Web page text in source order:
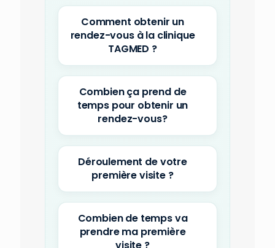
Comment obtenir un
rendez-vous à la clinique
TAGMED ?
Combien ça prend de
temps pour obtenir un
rendez-vous?
Déroulement de votre
première visite ?
Combien de temps va
prendre ma première